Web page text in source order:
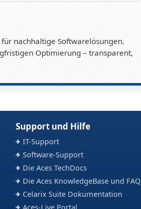
nachhaltige Softwarelösungen.
Optimierung – transparent,
Support und Hilfe
IT-Support
Software-Support
Die Aces TechDocs
Die Aces KnowledgeBase und FAQ
Celarix Suite Dokumentation